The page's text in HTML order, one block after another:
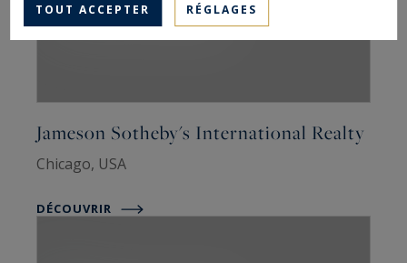
Jameson Sotheby's International Realty
Chicago, USA
DÉCOUVRIR
TOUT ACCEPTER RÉGLAGES